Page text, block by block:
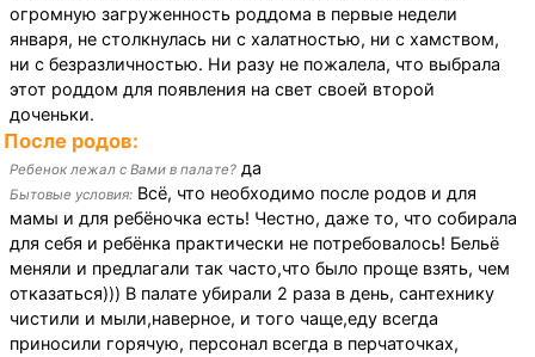
огромную загруженность роддома в первые недели
января, не столкнулась ни с халатностью, ни с хамством,
ни с безразличностью. Ни разу не пожалела, что выбрала
этот роддом для появления на свет своей второй
доченьки.
После родов:
Ребенок лежал с Вами в палате? да
Бытовые условия: Всё, что необходимо после родов и для
мамы и для ребёночка есть! Честно, даже то, что собирала
для себя и ребёнка практически не потребовалось! Бельё
меняли и предлагали так часто,что было проще взять, чем
отказаться))) В палате убирали 2 раза в день, сантехнику
чистили и мыли,наверное, и того чаще,еду всегда
приносили горячую, персонал всегда в перчаточках,